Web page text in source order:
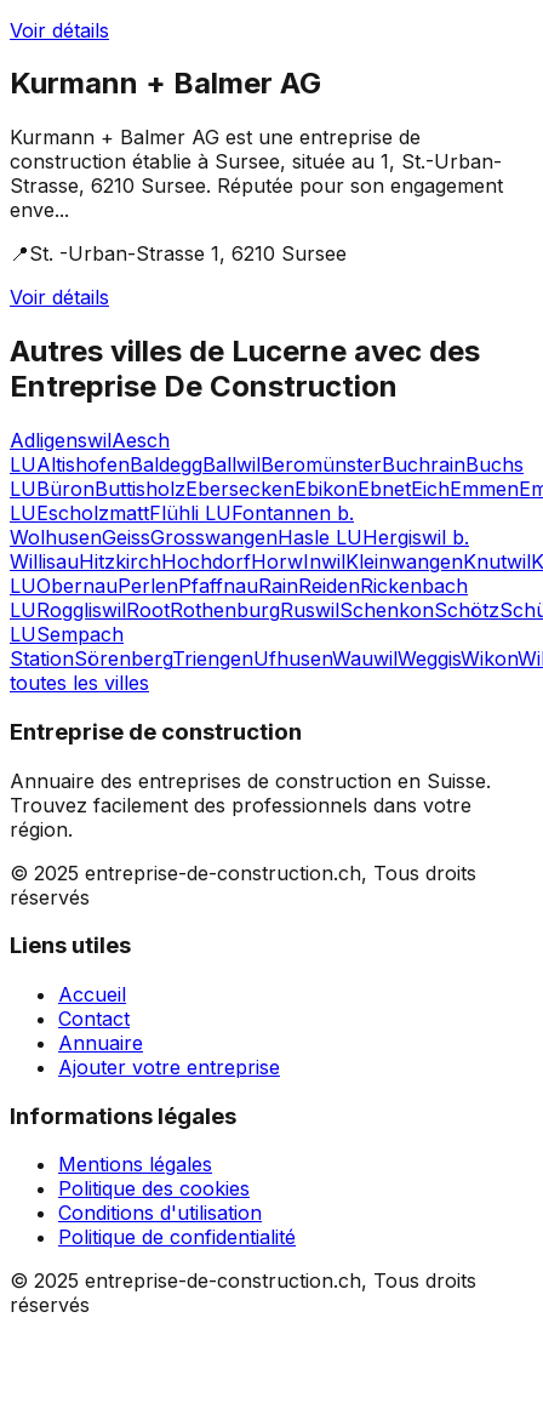
Voir détails
Kurmann + Balmer AG
Kurmann + Balmer AG est une entreprise de
construction établie à Sursee, située au 1, St.-Urban-
Strasse, 6210 Sursee. Réputée pour son engagement
enve...
📍St. -Urban-Strasse 1, 6210 Sursee
Voir détails
Autres villes de Lucerne avec des
Entreprise De Construction
AdligenswilAesch
LUAltishofenBaldeggBallwilBeromünsterBuchrainBuchs
LUBüronButtisholzEberseckenEbikonEbnetEichEmmen
LUEscholzmattFlühli LUFontannen b.
WolhusenGeissGrosswangenHasle LUHergiswil b.
WillisauHitzkirchHochdorfHorwInwilKleinwangenKnutwil
LUObernauPerlenPfaffnauRainReidenRickenbach
LURoggliswilRootRothenburgRuswilSchenkonSchötz
LUSempach
StationSörenbergTriengenUfhusenWauwilWeggisWikon
toutes les villes
Entreprise de construction
Annuaire des entreprises de construction en Suisse.
Trouvez facilement des professionnels dans votre
région.
© 2025 entreprise-de-construction.ch, Tous droits
réservés
Liens utiles
Accueil
Contact
Annuaire
Ajouter votre entreprise
Informations légales
Mentions légales
Politique des cookies
Conditions d'utilisation
Politique de confidentialité
© 2025 entreprise-de-construction.ch, Tous droits
réservés